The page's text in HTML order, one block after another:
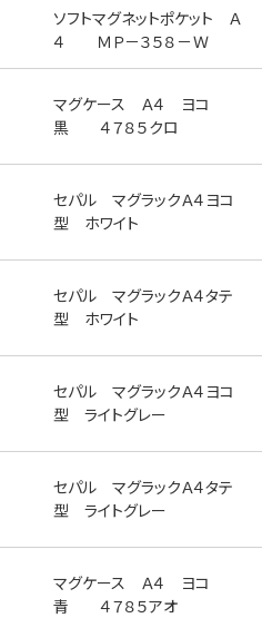
ソフトマグネットポケット Ａ
４ ＭＰ－３５８－Ｗ
マグケース Ａ４ ヨコ
黒 ４７８５クロ
セパル マグラックＡ４ヨコ
型 ホワイト
セパル マグラックＡ４タテ
型 ホワイト
セパル マグラックＡ４ヨコ
型 ライトグレー
セパル マグラックＡ４タテ
型 ライトグレー
マグケース Ａ４ ヨコ
青 ４７８５アオ